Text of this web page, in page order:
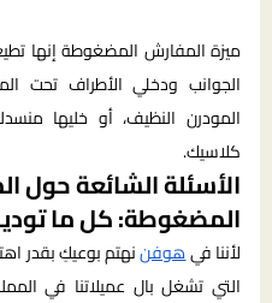
ميزة المفارش المضغوطة إنها
المودرن النظيف، أو خليها
كلاسيك.
الأسئلة الشائعة حول
المضغوطة: كل ما
لأننا فيهوفننهتم بوعيكِ بقدر
التي تشغل بال عميلاتنا في